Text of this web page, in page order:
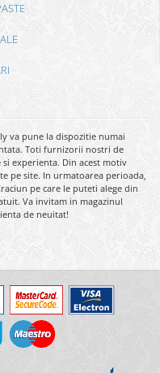
va pune la dispozitie numai
Toti furnizorii nostri de
experienta. Din acest motiv
pe site. In urmatoarea perioada,
pe care le puteti alege din
Va invitam in magazinul
de neuitat!